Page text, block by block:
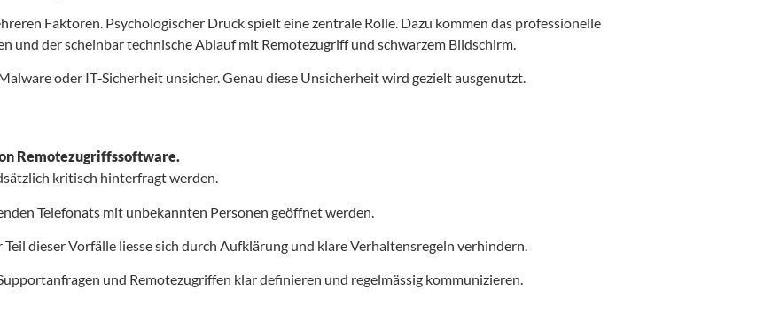
Faktoren. Psychologischer Druck spielt eine zentrale Rolle. Dazu kommen das professionelle
und der scheinbar technische Ablauf mit Remotezugriff und schwarzem Bildschirm.
oder IT‑Sicherheit unsicher. Genau diese Unsicherheit wird gezielt ausgenutzt.
Remotezugriffssoftware.
kritisch hinterfragt werden.
Telefonats mit unbekannten Personen geöffnet werden.
dieser Vorfälle liesse sich durch Aufklärung und klare Verhaltensregeln verhindern.
und Remotezugriffen klar definieren und regelmässig kommunizieren.